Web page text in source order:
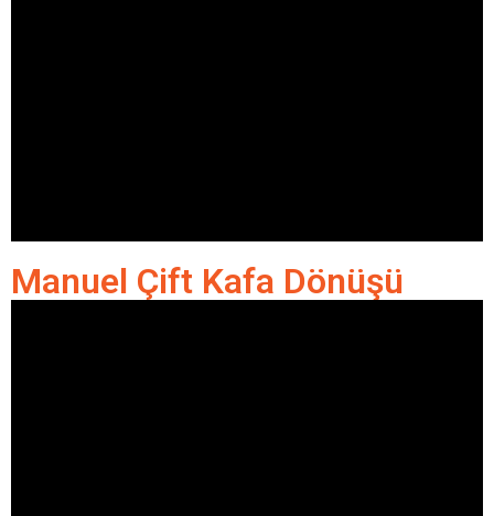
Manuel Çift Kafa Dönüşü